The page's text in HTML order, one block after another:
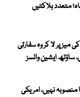
میز پر لا کر وہ سفارتی
ساؤتھ ایشین وائسز
منصوبہ نہیں، امریکی